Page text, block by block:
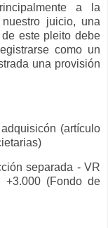
a la
juicio, una
este pleito debe
como un
una provisión
(artículo
separada - VR
(Fondo de